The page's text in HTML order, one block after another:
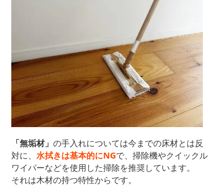
「無垢材」の手入れについては今までの床材とは反
対に、水拭きは基本的にNGで、掃除機やクイックル
ワイパーなどを使用した掃除を推奨しています。
それは木材の持つ特性からです。